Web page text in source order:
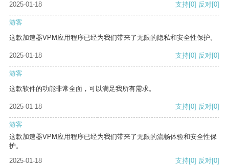
2025-01-18 支持[0] 反对[0]
游客
这款加速器VPM应用程序已经为我们带来了无限的隐私和安全性保护。
2025-01-18 支持[0] 反对[0]
游客
这款软件的功能非常全面，可以满足我所有需求。
2025-01-18 支持[0] 反对[0]
游客
这款加速器VPM应用程序已经为我们带来了无限的流畅体验和安全性保
护。
2025-01-18
支持[0] 反对[0]